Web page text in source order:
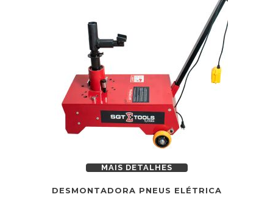
MAIS DETALHES
DESMONTADORA PNEUS ELÉTRICA